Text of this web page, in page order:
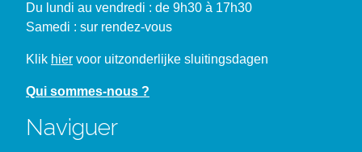
Du lundi au vendredi : de 9h30 à 17h30
Samedi : sur rendez-vous
Klik hier voor uitzonderlijke sluitingsdagen
Qui sommes-nous ?
Naviguer